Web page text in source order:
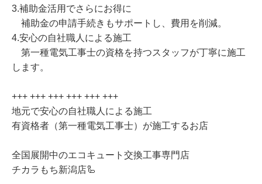
3.補助金活用でさらにお得に
補助金の申請手続きもサポートし、費用を削減。
4.安心の自社職人による施工
第一種電気工事士の資格を持つスタッフが丁寧に施工
します。
+++ +++ +++ +++ +++ +++
地元で安心の自社職人による施工
有資格者（第一種電気工事士）が施工するお店
全国展開中のエコキュート交換工事専門店
チカラもち新潟店🦾